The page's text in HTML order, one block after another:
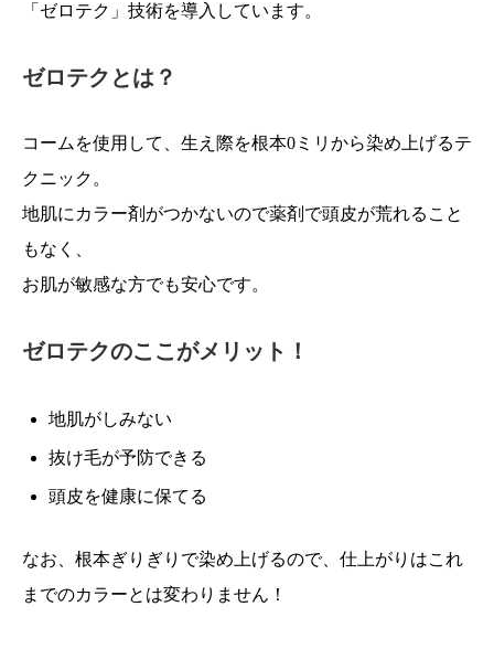
「ゼロテク」技術を導入しています。
ゼロテクとは？
コームを使用して、生え際を根本0ミリから染め上げるテ
クニック。
地肌にカラー剤がつかないので薬剤で頭皮が荒れること
もなく、
お肌が敏感な方でも安心です。
ゼロテクのここがメリット！
地肌がしみない
抜け毛が予防できる
頭皮を健康に保てる
なお、根本ぎりぎりで染め上げるので、仕上がりはこれ
までのカラーとは変わりません！